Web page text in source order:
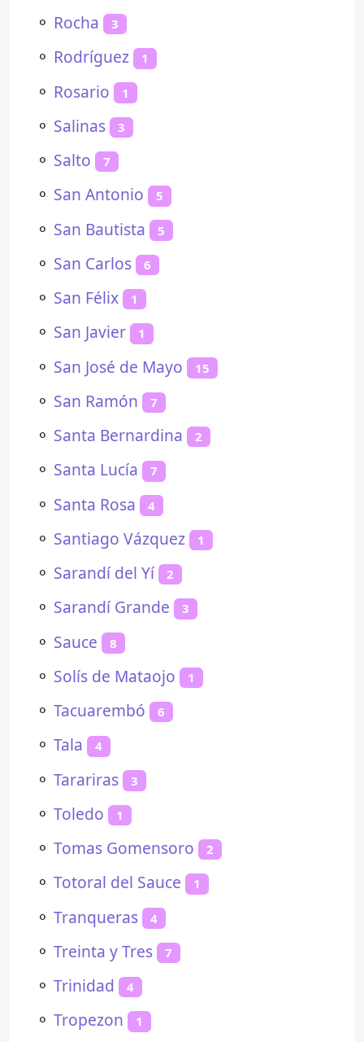
⚬ Rocha 3
⚬ Rodríguez 1
⚬ Rosario 1
⚬ Salinas 3
⚬ Salto 7
⚬ San Antonio 5
⚬ San Bautista 5
⚬ San Carlos 6
⚬ San Félix 1
⚬ San Javier 1
⚬ San José de Mayo 15
⚬ San Ramón 7
⚬ Santa Bernardina 2
⚬ Santa Lucía 7
⚬ Santa Rosa 4
⚬ Santiago Vázquez 1
⚬ Sarandí del Yí 2
⚬ Sarandí Grande 3
⚬ Sauce 8
⚬ Solís de Mataojo 1
⚬ Tacuarembó 6
⚬ Tala 4
⚬ Tarariras 3
⚬ Toledo 1
⚬ Tomas Gomensoro 2
⚬ Totoral del Sauce 1
⚬ Tranqueras 4
⚬ Treinta y Tres 7
⚬ Trinidad 4
⚬ Tropezon 1